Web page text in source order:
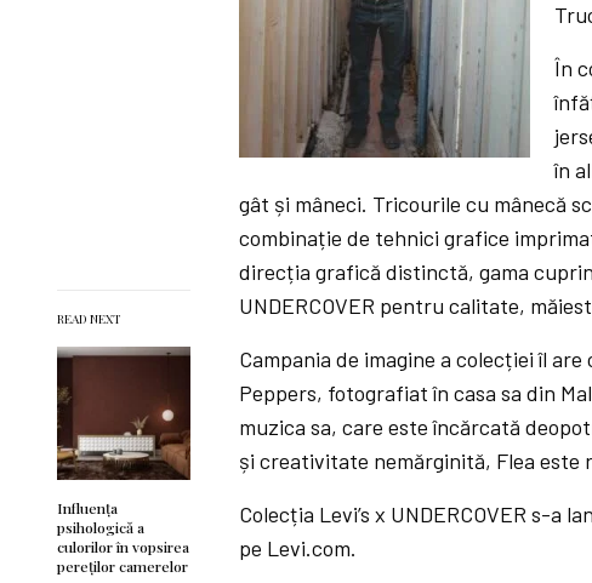
READ NEXT
Influența
psihologică a
culorilor în vopsirea
pereților camerelor
În
în
gât și mâneci. Tricourile cu mânecă
combinație de tehnici grafice
direcția grafică distinctă, gama
UNDERCOVER pentru calitate,
Campania de imagine a colecției îl
Peppers, fotografiat în casa sa din
muzica sa, care este încărcată
și creativitate nemărginită, Flea
Colecția Levi’s x UNDERCOVER s-a
pe Levi.com.